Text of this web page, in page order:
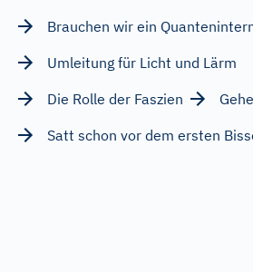
Brauchen wir ein
Umleitung für Licht und Lärm
Die Rolle der Faszien
Satt schon vor dem ersten